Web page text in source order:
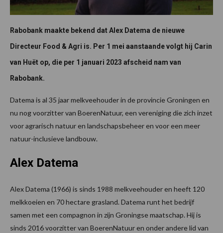
Rabobank maakte bekend dat Alex Datema de nieuwe
Directeur Food & Agri is. Per 1 mei aanstaande volgt hij Carin
van Huët op, die per 1 januari 2023 afscheid nam van
Rabobank.
Datema is al 35 jaar melkveehouder in de provincie Groningen en
nu nog voorzitter van BoerenNatuur, een vereniging die zich inzet
voor agrarisch natuur en landschapsbeheer en voor een meer
natuur-inclusieve landbouw.
Alex Datema
Alex Datema (1966) is sinds 1988 melkveehouder en heeft 120
melkkoeien en 70 hectare grasland. Datema runt het bedrijf
samen met een compagnon in zijn Groningse maatschap. Hij is
sinds 2016 voorzitter van BoerenNatuur en onder andere lid van